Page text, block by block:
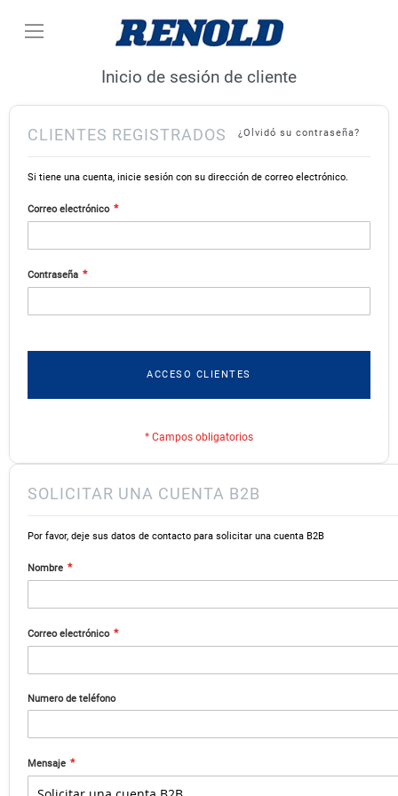
contenido
Inicio de sesión de cliente
CLIENTES REGISTRADOS
Si tiene una cuenta, inicie sesión con su dirección de correo electrónico.
Correo electrónico
Contraseña
ACCESO CLIENTES
¿Olvidó su contraseña?
SOLICITAR UNA CUENTA B2B
Por favor, deje sus datos de contacto para solicitar una cuenta B2B
Nombre
Correo electrónico
Numero de teléfono
Mensaje